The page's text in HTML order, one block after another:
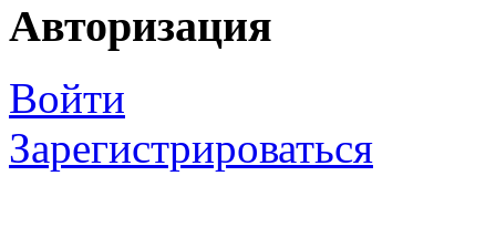
Авторизация
Войти
Зарегистрироваться